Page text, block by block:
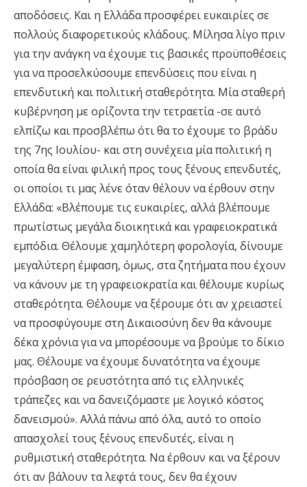
αποδόσεις. Και η Ελλάδα προσφέρει ευκαιρίες σε
πολλούς διαφορετικούς κλάδους. Μίλησα λίγο πριν
για την ανάγκη να έχουμε τις βασικές προϋποθέσεις
για να προσελκύσουμε επενδύσεις που είναι η
επενδυτική και πολιτική σταθερότητα. Μία σταθερή
κυβέρνηση με ορίζοντα την τετραετία -σε αυτό
ελπίζω και προσβλέπω ότι θα το έχουμε το βράδυ
της 7ης Ιουλίου- και στη συνέχεια μία πολιτική η
οποία θα είναι φιλική προς τους ξένους επενδυτές,
οι οποίοι τι μας λένε όταν θέλουν να έρθουν στην
Ελλάδα: «Βλέπουμε τις ευκαιρίες, αλλά βλέπουμε
πρωτίστως μεγάλα διοικητικά και γραφειοκρατικά
εμπόδια. Θέλουμε χαμηλότερη φορολογία, δίνουμε
μεγαλύτερη έμφαση, όμως, στα ζητήματα που έχουν
να κάνουν με τη γραφειοκρατία και θέλουμε κυρίως
σταθερότητα. Θέλουμε να ξέρουμε ότι αν χρειαστεί
να προσφύγουμε στη Δικαιοσύνη δεν θα κάνουμε
δέκα χρόνια για να μπορέσουμε να βρούμε το δίκιο
μας. Θέλουμε να έχουμε δυνατότητα να έχουμε
πρόσβαση σε ρευστότητα από τις ελληνικές
τράπεζες και να δανειζόμαστε με λογικό κόστος
δανεισμού». Αλλά πάνω από όλα, αυτό το οποίο
απασχολεί τους ξένους επενδυτές, είναι η
ρυθμιστική σταθερότητα. Να έρθουν και να ξέρουν
ότι αν βάλουν τα λεφτά τους, δεν θα έχουν